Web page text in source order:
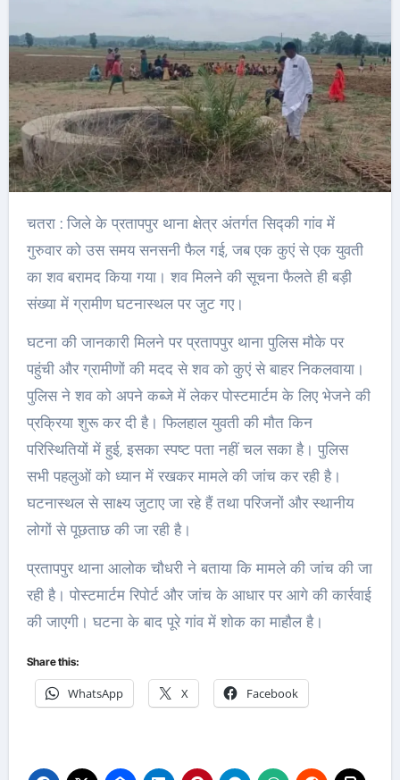
चतरा : जिले के प्रतापपुर थाना क्षेत्र अंतर्गत सिद्की गांव में
गुरुवार को उस समय सनसनी फैल गई, जब एक कुएं से एक युवती
का शव बरामद किया गया। शव मिलने की सूचना फैलते ही बड़ी
संख्या में ग्रामीण घटनास्थल पर जुट गए।
घटना की जानकारी मिलने पर प्रतापपुर थाना पुलिस मौके पर
पहुंची और ग्रामीणों की मदद से शव को कुएं से बाहर निकलवाया।
पुलिस ने शव को अपने कब्जे में लेकर पोस्टमार्टम के लिए भेजने की
प्रक्रिया शुरू कर दी है। फिलहाल युवती की मौत किन
परिस्थितियों में हुई, इसका स्पष्ट पता नहीं चल सका है। पुलिस
सभी पहलुओं को ध्यान में रखकर मामले की जांच कर रही है।
घटनास्थल से साक्ष्य जुटाए जा रहे हैं तथा परिजनों और स्थानीय
लोगों से पूछताछ की जा रही है।
प्रतापपुर थाना आलोक चौधरी ने बताया कि मामले की जांच की जा
रही है। पोस्टमार्टम रिपोर्ट और जांच के आधार पर आगे की कार्रवाई
की जाएगी। घटना के बाद पूरे गांव में शोक का माहौल है।
Share this:
WhatsApp X Facebook